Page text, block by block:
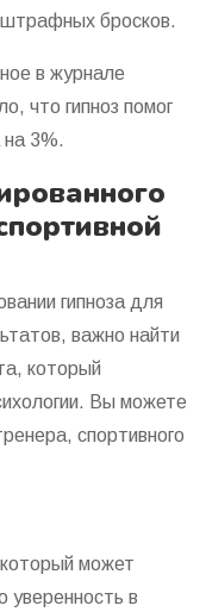
штрафных бросков.
в журнале
что гипноз помог
3%.
гипноза для
важно найти
который
Вы можете
спортивного
может
уверенность в